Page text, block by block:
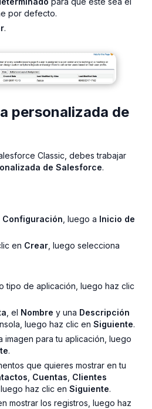
por defecto.
.
personalizada de
Classic, debes trabajar
de Salesforce.
Configuración , luego a Inicio de
en Crear , luego selecciona
tipo de aplicación, luego haz clic
, el Nombre y una Descripción
luego haz clic en Siguiente.
imagen para tu aplicación, luego
.
que quieres mostrar en tu
Cuentas Clientes
luego haz clic en Siguiente.
mostrar los registros, luego haz